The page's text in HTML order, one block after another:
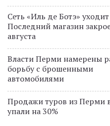
Сеть «Иль де Ботэ»
Последний магазин
августа
Власти Перми намерены
борьбу с брошенными
автомобилями
Продажи туров из Перми
упали на 30%